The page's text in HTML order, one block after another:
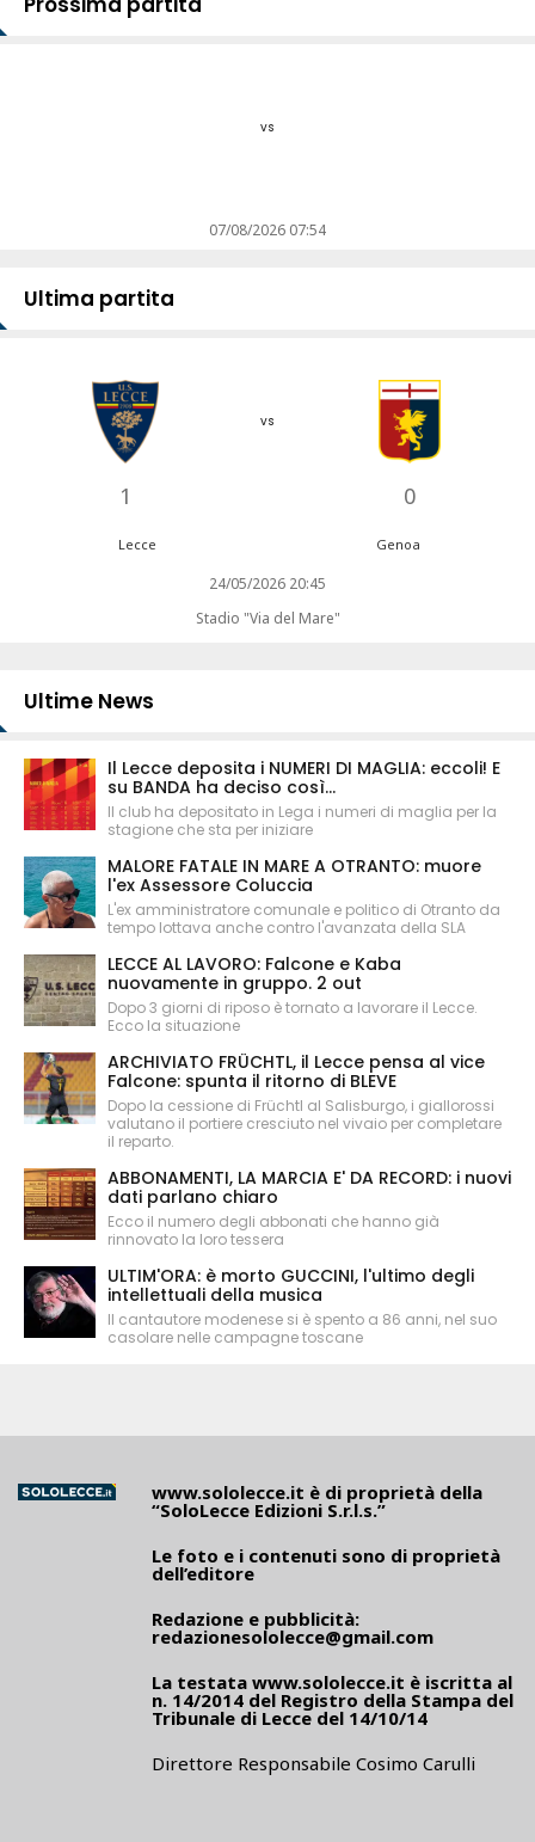
vs
07/08/2026 07:54
Ultima partita
1
vs
0
Lecce Genoa
24/05/2026 20:45
Stadio "Via del Mare"
Ultime News
Il Lecce deposita i NUMERI DI MAGLIA: eccoli! E
su BANDA ha deciso così...
Il club ha depositato in Lega i numeri di maglia per la
stagione che sta per iniziare
MALORE FATALE IN MARE A OTRANTO: muore
l'ex Assessore Coluccia
L'ex amministratore comunale e politico di Otranto da
tempo lottava anche contro l'avanzata della SLA
LECCE AL LAVORO: Falcone e Kaba
nuovamente in gruppo. 2 out
Dopo 3 giorni di riposo è tornato a lavorare il Lecce.
Ecco la situazione
ARCHIVIATO FRÜCHTL, il Lecce pensa al vice
Falcone: spunta il ritorno di BLEVE
Dopo la cessione di Früchtl al Salisburgo, i giallorossi
valutano il portiere cresciuto nel vivaio per completare
il reparto.
ABBONAMENTI, LA MARCIA E' DA RECORD: i nuovi
dati parlano chiaro
Ecco il numero degli abbonati che hanno già
rinnovato la loro tessera
ULTIM'ORA: è morto GUCCINI, l'ultimo degli
intellettuali della musica
Il cantautore modenese si è spento a 86 anni, nel suo
casolare nelle campagne toscane
www.sololecce.it è di proprietà della
“SoloLecce Edizioni S.r.l.s.”
Le foto e i contenuti sono di proprietà
dell’editore
Redazione e pubblicità:
redazionesololecce@gmail.com
La testata www.sololecce.it è iscritta al
n. 14/2014 del Registro della Stampa del
Tribunale di Lecce del 14/10/14
Direttore Responsabile Cosimo Carulli